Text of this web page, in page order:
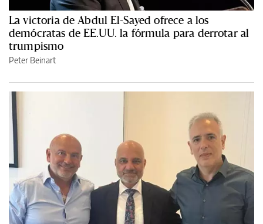
La victoria de Abdul El-Sayed ofrece a los
demócratas de EE.UU. la fórmula para derrotar al
trumpismo
Peter Beinart